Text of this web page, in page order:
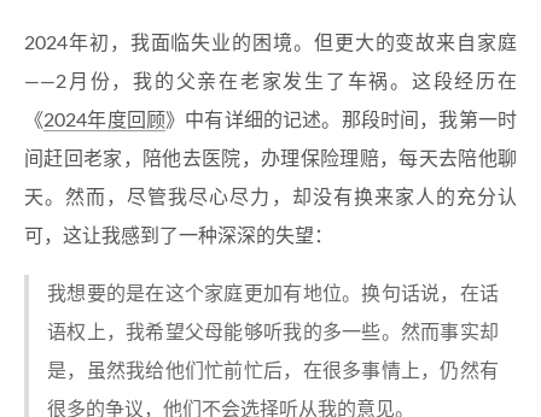
2024年初，我面临失业的困境。但更大的变故来自家庭
——2月份，我的父亲在老家发生了车祸。这段经历在
《2024年度回顾》中有详细的记述。那段时间，我第一时
间赶回老家，陪他去医院，办理保险理赔，每天去陪他聊
天。然而，尽管我尽心尽力，却没有换来家人的充分认
可，这让我感到了一种深深的失望：
我想要的是在这个家庭更加有地位。换句话说，在话
语权上，我希望父母能够听我的多一些。然而事实却
是，虽然我给他们忙前忙后，在很多事情上，仍然有
很多的争议，他们不会选择听从我的意见。